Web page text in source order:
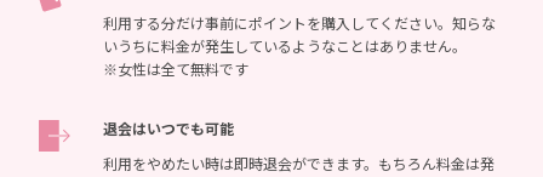
利用する分だけ事前にポイントを購入してください。知らな
いうちに料金が発生しているようなことはありません。
※女性は全て無料です
退会はいつでも可能
利用をやめたい時は即時退会ができます。もちろん料金は発